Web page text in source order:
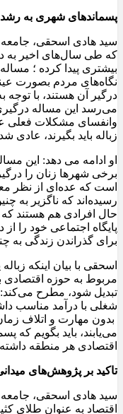
پسماندهای شهری به
سید هادی اسحقی، جامعه
که طی سال‌های اخیر به
بیشتری پیدا کرده ؛
نگاه‌های مردم بصورت
درگیر آن هستند، با
می‌رسد این مساله
وانفسای مشکلات فعلی
زباله باید بگیرند، عادی
او ادامه می دهد: این
برخی شهرها زنان را
است که عده‌ای از نظر
رسیده‌اند که ناگزیر به
حال افرادی هم هستند که
پایگاه اجتماعی خود را
برای گذراندن زندگی به
اسحقی با بیان اینکه
مربوط به حوزه اقتصادی
تبدیل شود، مطرح می‌کند:
شغلی با درآمد مناسب
بدون مهارت و اتلاف
می‌یابند، باید بگویم که
اقتصادی هر منطقه
تاکید بر پژوهش‌های
سید هادی اسحقی، جامعه
اقتصاد به عنوان طلای